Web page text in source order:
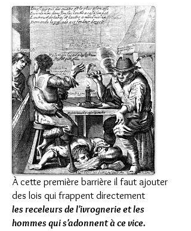
À cette première barrière il faut ajouter
des lois qui frappent directement
les receleurs de l'ivrognerie et les
hommes qui s'adonnent à ce vice.